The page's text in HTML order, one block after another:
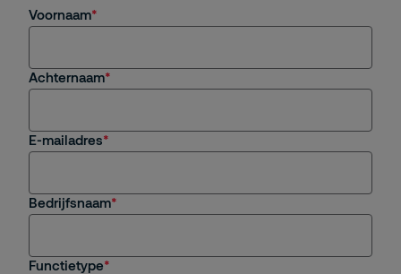
Voornaam
Achternaam
E-mailadres
Bedrijfsnaam
Functietype